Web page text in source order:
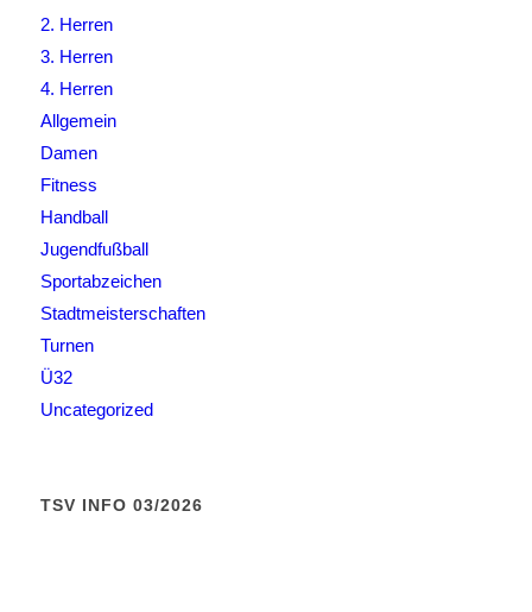
2. Herren
3. Herren
4. Herren
Allgemein
Damen
Fitness
Handball
Jugendfußball
Sportabzeichen
Stadtmeisterschaften
Turnen
Ü32
Uncategorized
TSV INFO 03/2026